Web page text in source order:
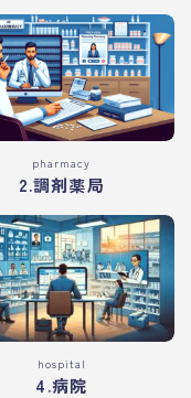
pharmacy
2.調剤薬局
hospital
4.病院